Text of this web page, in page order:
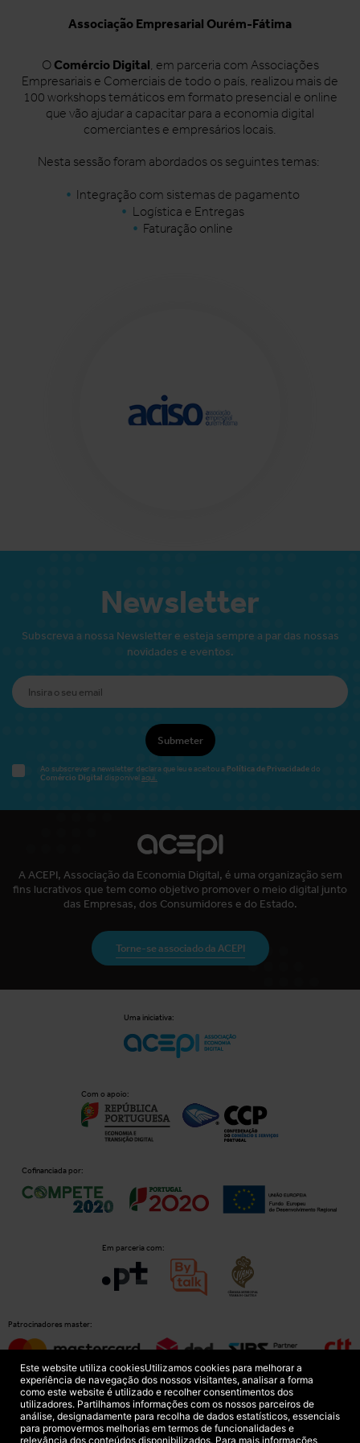
Associação Empresarial Ourém-Fátima
O Comércio Digital, em parceria com Associações
Empresariais e Comerciais de todo o país, realizou mais de
100 workshops temáticos em formato presencial e online
que vão ajudar a capacitar para a economia digital
comerciantes e empresários locais.
Nesta sessão foram abordados os seguintes temas:
Integração com sistemas de pagamento
Logística e Entregas
Faturação online
Newsletter
Subscreva a nossa Newsletter e esteja sempre a par das nossas
novidades e eventos.
Submeter
Ao subscrever a newsletter declara que leu e aceitou a Política de Privacidadedo
Comércio Digital disponível aqui.
A ACEPI, Associação da Economia Digital, é uma organização sem
fins lucrativos que tem como objetivo promover o meio digital junto
das Empresas, dos Consumidores e do Estado.
Torne-se associado da ACEPI
Uma iniciativa:
Com o apoio:
Cofinanciada por:
Em parceria com:
Patrocinadores master:
Patrocinadores principais:
Este website utiliza cookiesUtilizamos cookies para melhorar a
experiência de navegação dos nossos visitantes, analisar a forma
como este website é utilizado e recolher consentimentos dos
utilizadores. Partilhamos informações com os nossos parceiros de
análise, designadamente para recolha de dados estatísticos, essenciais
para promovermos melhorias em termos de funcionalidades e
relevância dos conteúdos disponibilizados. Para mais informações